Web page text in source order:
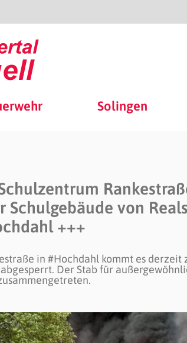
Solingen
Schulgebäude von
+++
in #Hochdahl kommt es
Der Stab für